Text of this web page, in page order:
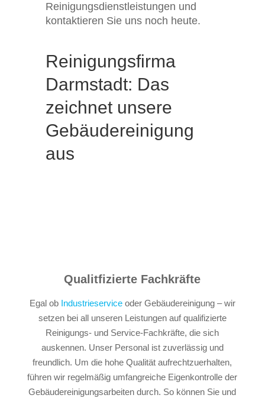
Reinigungsdienstleistungen und
kontaktieren Sie uns noch heute.
Reinigungsfirma
Darmstadt: Das
zeichnet unsere
Gebäude­­reinigung
aus
Qualitfizierte Fachkräfte
Egal ob Industrieservice oder Gebäudereinigung – wir
setzen bei all unseren Leistungen auf qualifizierte
Reinigungs- und Service-Fachkräfte, die sich
auskennen. Unser Personal ist zuverlässig und
freundlich. Um die hohe Qualität aufrechtzuerhalten,
führen wir regelmäßig umfangreiche Eigenkontrolle der
Gebäudereinigungsarbeiten durch. So können Sie und